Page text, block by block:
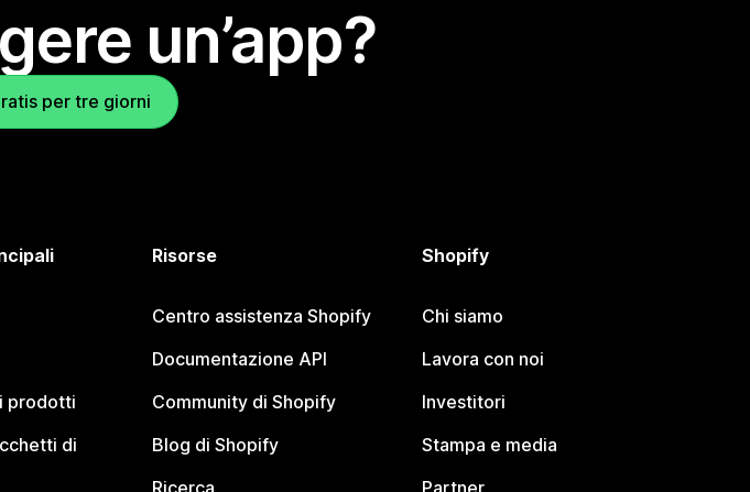
un’app?
per tre giorni
prodotti
di
Risorse
Centro assistenza Shopify
Documentazione API
Community di Shopify
Blog di Shopify
Shopify
Chi siamo
Lavora con noi
Investitori
Stampa e media